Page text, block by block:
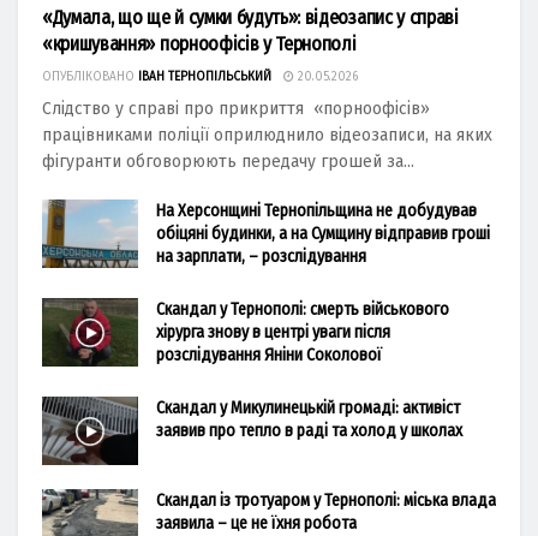
«Думала, що ще й сумки будуть»: відеозапис у справі
«кришування» порноофісів у Тернополі
ОПУБЛІКОВАНО ІВАН ТЕРНОПІЛЬСЬКИЙ 20.05.2026
Слідство у справі про прикриття «порноофісів»
працівниками поліції оприлюднило відеозаписи, на яких
фігуранти обговорюють передачу грошей за...
На Херсонщині Тернопільщина не добудував
обіцяні будинки, а на Сумщину відправив гроші
на зарплати, – розслідування
Скандал у Тернополі: смерть військового
хірурга знову в центрі уваги після
розслідування Яніни Соколової
Скандал у Микулинецькій громаді: активіст
заявив про тепло в раді та холод у школах
Скандал із тротуаром у Тернополі: міська влада
заявила – це не їхня робота